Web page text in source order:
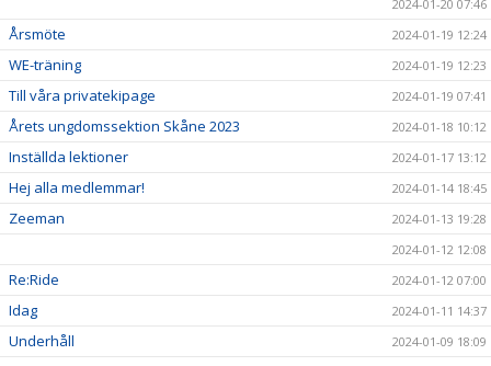
2024-01-20 07:46
Årsmöte 2024-01-19 12:24
WE-träning 2024-01-19 12:23
Till våra privatekipage 2024-01-19 07:41
Årets ungdomssektion Skåne 2023 2024-01-18 10:12
Inställda lektioner 2024-01-17 13:12
Hej alla medlemmar! 2024-01-14 18:45
Zeeman
2024-01-13 19:28
2024-01-12 12:08
Re:Ride 2024-01-12 07:00
Idag 2024-01-11 14:37
Underhåll
2024-01-09 18:09